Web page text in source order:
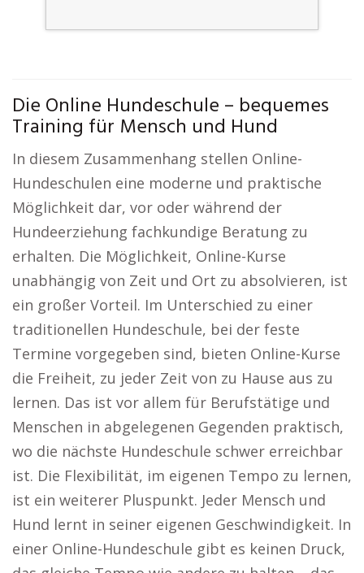
Die Online Hundeschule – bequemes
Training für Mensch und Hund
In diesem Zusammenhang stellen Online-
Hundeschulen eine moderne und praktische
Möglichkeit dar, vor oder während der
Hundeerziehung fachkundige Beratung zu
erhalten. Die Möglichkeit, Online-Kurse
unabhängig von Zeit und Ort zu absolvieren, ist
ein großer Vorteil. Im Unterschied zu einer
traditionellen Hundeschule, bei der feste
Termine vorgegeben sind, bieten Online-Kurse
die Freiheit, zu jeder Zeit von zu Hause aus zu
lernen. Das ist vor allem für Berufstätige und
Menschen in abgelegenen Gegenden praktisch,
wo die nächste Hundeschule schwer erreichbar
ist. Die Flexibilität, im eigenen Tempo zu lernen,
ist ein weiterer Pluspunkt. Jeder Mensch und
Hund lernt in seiner eigenen Geschwindigkeit. In
einer Online-Hundeschule gibt es keinen Druck,